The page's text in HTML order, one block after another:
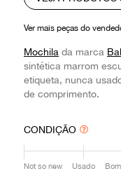
Ver mais peças do
Mochila da marca
sintética marrom
etiqueta, nunca
de comprimento.
CONDIÇÃO
Not so new Usado